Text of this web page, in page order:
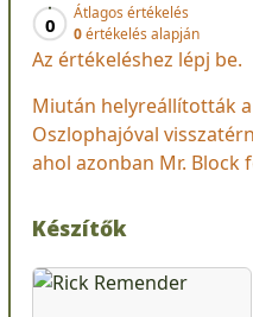
0
Átlagos értékelés
0értékelés alapján
Az értékeléshez lépj be.
Miután helyreállították
Oszlophajóval
ahol azonban Mr. Block
Készítők